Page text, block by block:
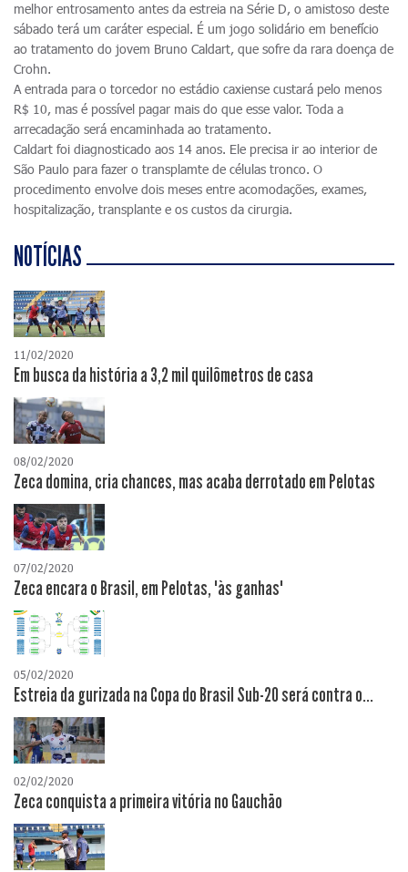
melhor entrosamento antes da estreia na Série D, o amistoso deste
sábado terá um caráter especial. É um jogo solidário em benefício
ao tratamento do jovem Bruno Caldart, que sofre da rara doença de
Crohn.
A entrada para o torcedor no estádio caxiense custará pelo menos
R$ 10, mas é possível pagar mais do que esse valor. Toda a
arrecadação será encaminhada ao tratamento.
Caldart foi diagnosticado aos 14 anos. Ele precisa ir ao interior de
São Paulo para fazer o transplamte de células tronco. O
procedimento envolve dois meses entre acomodações, exames,
hospitalização, transplante e os custos da cirurgia.
NOTÍCIAS
11/02/2020
Em busca da história a 3,2 mil quilômetros de casa
08/02/2020
Zeca domina, cria chances, mas acaba derrotado em Pelotas
07/02/2020
Zeca encara o Brasil, em Pelotas, "às ganhas"
05/02/2020
Estreia da gurizada na Copa do Brasil Sub-20 será contra o...
02/02/2020
Zeca conquista a primeira vitória no Gauchão